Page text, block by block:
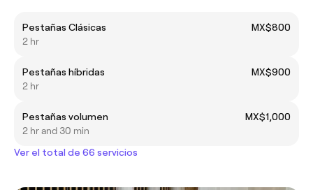
Pestañas Clásicas
MX$800
2 hr
Pestañas híbridas
MX$900
2 hr
Pestañas volumen
MX$1,000
2 hr and 30 min
Ver el total de 66 servicios